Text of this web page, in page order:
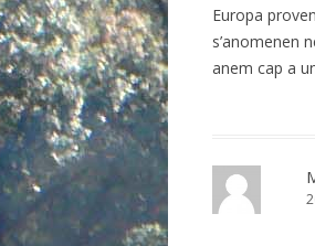
Europa
s’anomenen
anem cap a